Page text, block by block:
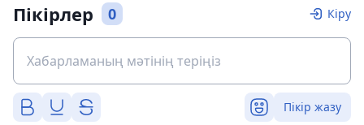
Пікірлер 0 Кіру
Пікір жазу